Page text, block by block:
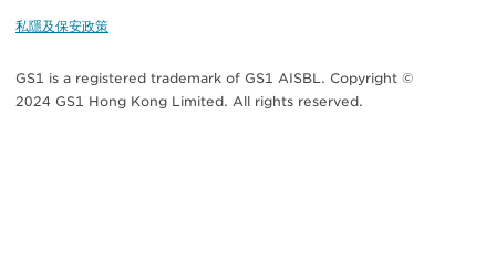
聯絡我們
私隱及保安政策
GS1 is a registered trademark of GS1 AISBL. Copyright ©
2024 GS1 Hong Kong Limited. All rights reserved.